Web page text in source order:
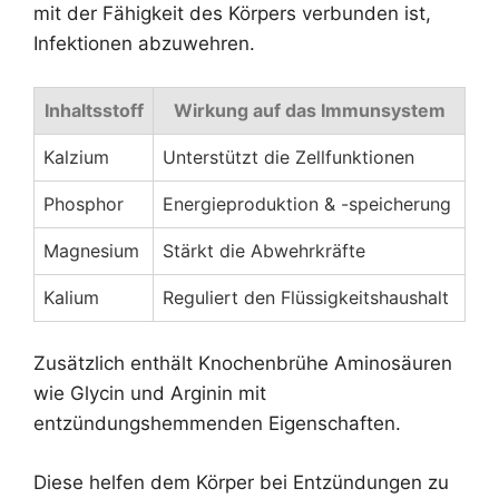
mit der Fähigkeit des Körpers verbunden ist,
Infektionen abzuwehren.
Inhaltsstoff Wirkung auf das Immunsystem
Kalzium Unterstützt die Zellfunktionen
Phosphor Energieproduktion & -speicherung
Magnesium Stärkt die Abwehrkräfte
Kalium Reguliert den Flüssigkeitshaushalt
Zusätzlich enthält Knochenbrühe Aminosäuren
wie Glycin und Arginin mit
entzündungshemmenden Eigenschaften.
Diese helfen dem Körper bei Entzündungen zu